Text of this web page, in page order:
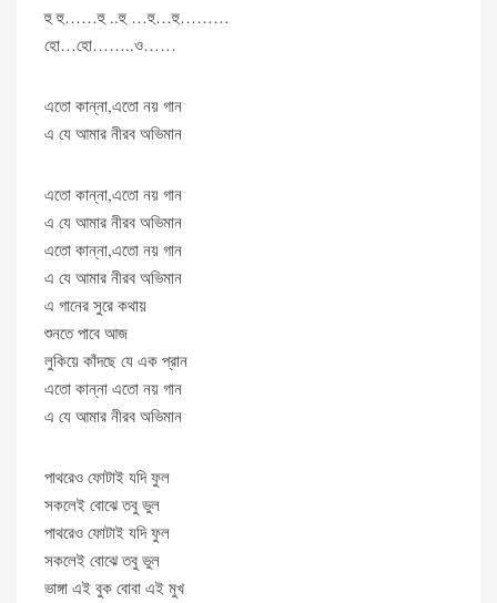
হু হু……হু ..হু …হু…হু………
হো…হো……..ও……
এতো কান্না,এতো নয় গান
এ যে আমার নীরব অভিমান
এতো কান্না,এতো নয় গান
এ যে আমার নীরব অভিমান
এতো কান্না,এতো নয় গান
এ যে আমার নীরব অভিমান
এ গানের সুরে কথায়
শুনতে পাবে আজ
লুকিয়ে কাঁদছে যে এক প্রান
এতো কান্না এতো নয় গান
এ যে আমার নীরব অভিমান
পাথরেও ফোটাই যদি ফুল
সকলেই বোঝে তবু ভুল
পাথরেও ফোটাই যদি ফুল
সকলেই বোঝে তবু ভুল
ভাঙ্গা এই বুক বোবা এই মুখ